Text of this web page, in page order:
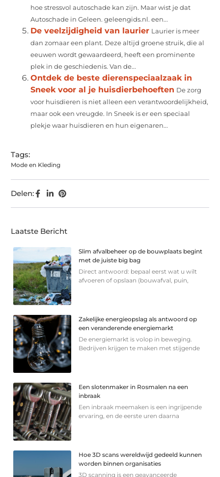
hoe stressvol autoschade kan zijn. Maar wist je dat
Autoschade in Geleen. geleengids.nl. een...
De veelzijdigheid van laurier Laurier is meer
dan zomaar een plant. Deze altijd groene struik, die al
eeuwen wordt gewaardeerd, heeft een prominente
plek in de geschiedenis. Van de...
Ontdek de beste dierenspeciaalzaak in
Sneek voor al je huisdierbehoeften De zorg
voor huisdieren is niet alleen een verantwoordelijkheid,
maar ook een vreugde. In Sneek is er een speciaal
plekje waar huisdieren en hun eigenaren...
Tags:
Mode en Kleding
Delen:
Laatste Bericht
Slim afvalbeheer op de bouwplaats begint
met de juiste big bag
Direct antwoord: bepaal eerst wat u wilt
afvoeren of opslaan (bouwafval, puin,
Zakelijke energieopslag als antwoord op
een veranderende energiemarkt
De energiemarkt is volop in beweging.
Bedrijven krijgen te maken met stijgende
Een slotenmaker in Rosmalen na een
inbraak
Een inbraak meemaken is een ingrijpende
ervaring, en de eerste uren daarna
Hoe 3D scans wereldwijd gedeeld kunnen
worden binnen organisaties
3D scanning is een geavanceerde